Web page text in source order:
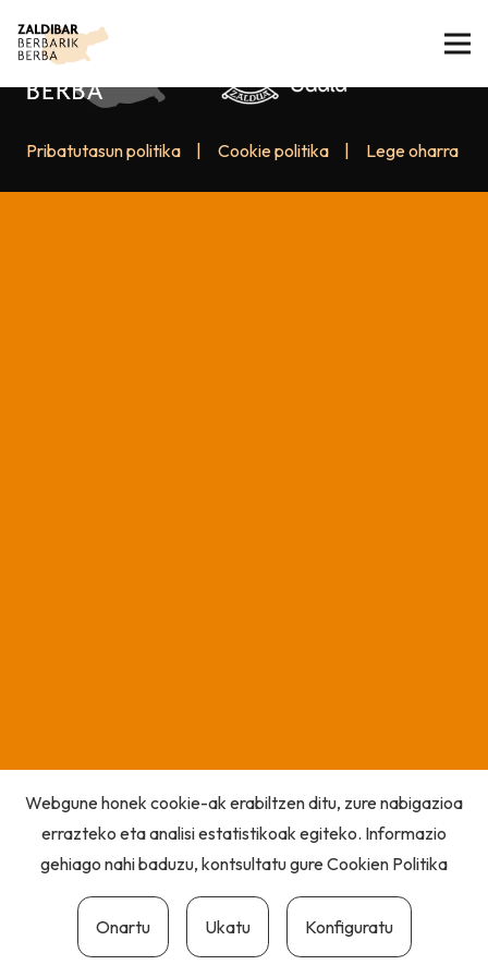
Pribatutasun politika Cookie politika Lege oharra
Webgune honek cookie-ak erabiltzen ditu, zure nabigazioa
errazteko eta analisi estatistikoak egiteko. Informazio
gehiago nahi baduzu, kontsultatu gureCookien Politika
Onartu Ukatu Konfiguratu